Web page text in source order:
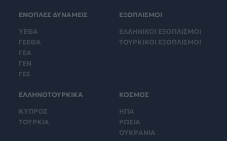
ΕΝΟΠΛΕΣ ΔΥΝΑΜΕΙΣ
ΥΕΘΑ
ΓΕΕΘΑ
ΓΕΑ
ΓΕΝ
ΓΕΣ
ΕΞΟΠΛΙΣΜΟΙ
ΕΛΛΗΝΙΚΟΙ ΕΞΟΠΛΙΣΜΟΙ
ΤΟΥΡΚΙΚΟΙ ΕΞΟΠΛΙΣΜΟΙ
ΕΛΛΗΝΟΤΟΥΡΚΙΚΑ
ΚΥΠΡΟΣ
ΤΟΥΡΚΙΑ
ΚΟΣΜΟΣ
ΗΠΑ
ΡΩΣΙΑ
ΟΥΚΡΑΝΙΑ